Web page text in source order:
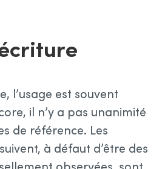
l’usage est souvent
il n’y a pas unanimité
de référence. Les
à défaut d’être des